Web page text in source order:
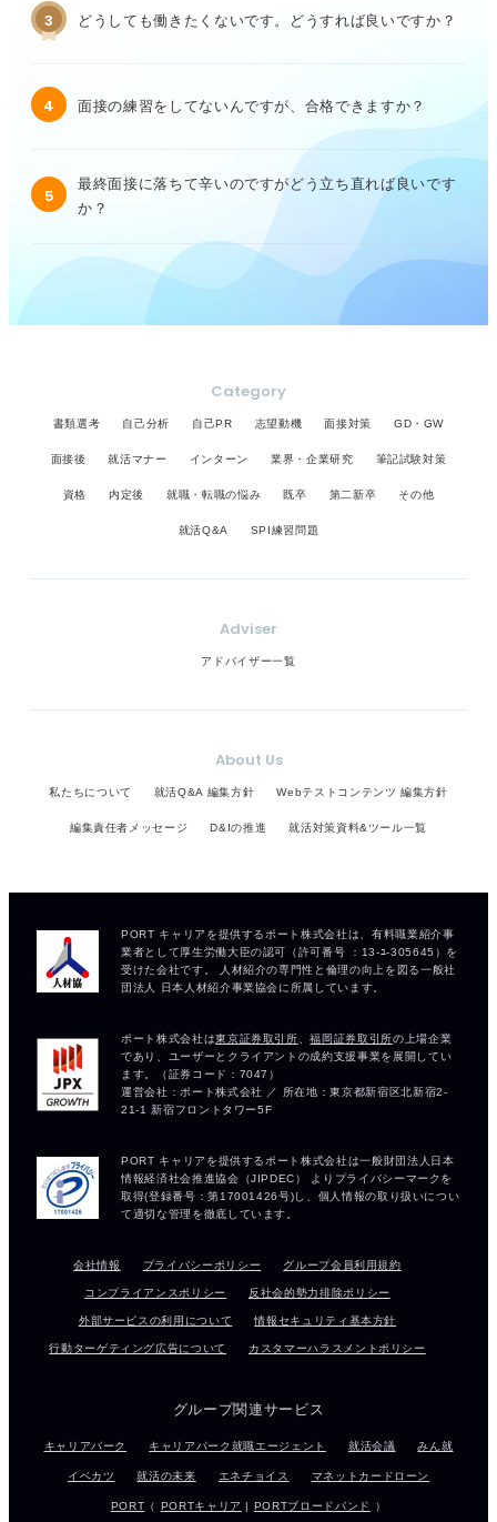
3 どうしても働きたくないです。どうすれば良いですか？
4 面接の練習をしてないんですが、合格できますか？
5
最終面接に落ちて辛いのですがどう立ち直れば良いです
か？
Category
書類選考 自己分析 自己PR 志望動機 面接対策 GD・GW
面接後 就活マナー インターン 業界・企業研究 筆記試験対策
資格 内定後 就職・転職の悩み 既卒 第二新卒 その他
就活Q&A SPI練習問題
Adviser
アドバイザー一覧
About Us
私たちについて 就活Q&A 編集方針 Webテストコンテンツ 編集方針
編集責任者メッセージ D&Iの推進 就活対策資料&ツール一覧
会社情報 プライバシーポリシー グループ会員利用規約
コンプライアンスポリシー 反社会的勢力排除ポリシー
外部サービスの利用について 情報セキュリティ基本方針
行動ターゲティング広告について カスタマーハラスメントポリシー